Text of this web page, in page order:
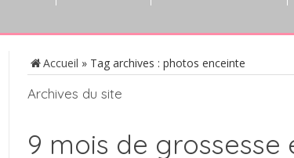
Accueil » Tag archives : photos enceinte
Archives du site
9 mois de grossesse